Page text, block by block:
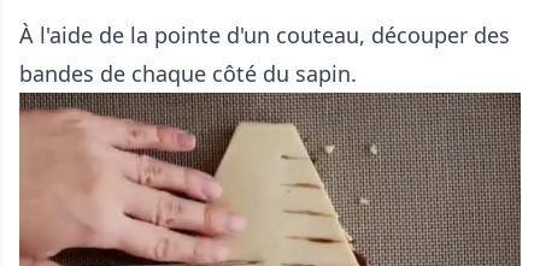
À l'aide de la pointe d'un couteau, découper des
bandes de chaque côté du sapin.